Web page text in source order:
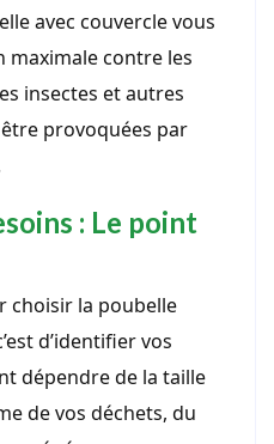
avec couvercle vous
contre les
insectes et autres
provoquées par
: Le point
choisir la poubelle
d’identifier vos
dépendre de la taille
de vos déchets, du